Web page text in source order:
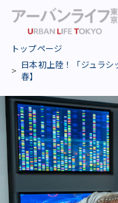
トップページ
日本初上陸！「ジュラ
春】